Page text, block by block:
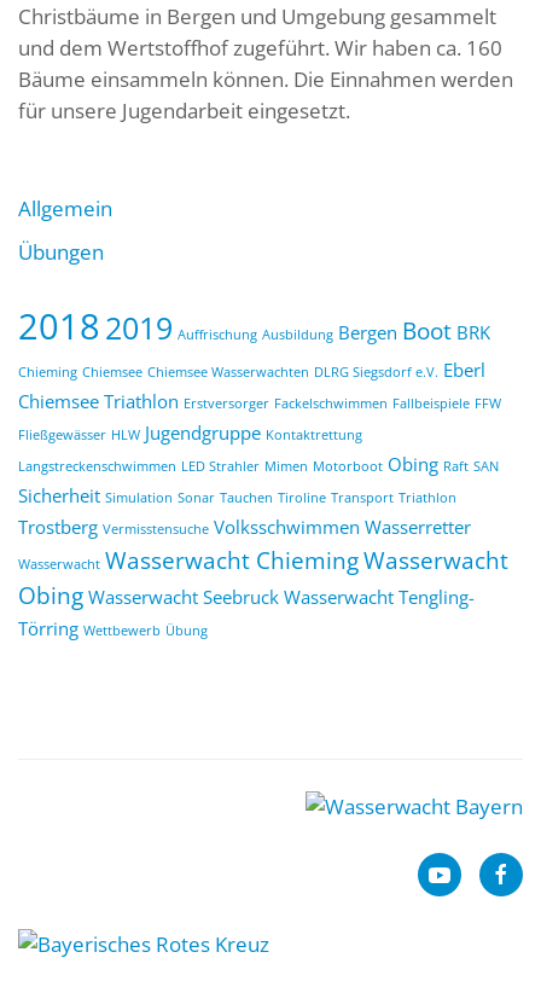
Christbäume in Bergen und Umgebung gesammelt
und dem Wertstoffhof zugeführt. Wir haben ca. 160
Bäume einsammeln können. Die Einnahmen werden
für unsere Jugendarbeit eingesetzt.
Allgemein
Übungen
2018 2019 Auffrischung Ausbildung Bergen Boot BRK
Chieming Chiemsee Chiemsee Wasserwachten DLRG Siegsdorf e.V. Eberl
Chiemsee Triathlon Erstversorger Fackelschwimmen Fallbeispiele FFW
Fließgewässer HLW Jugendgruppe Kontaktrettung
Langstreckenschwimmen LED Strahler Mimen Motorboot Obing Raft SAN
Sicherheit Simulation Sonar Tauchen Tiroline Transport Triathlon
Trostberg Vermisstensuche Volksschwimmen Wasserretter
Wasserwacht Wasserwacht ChiemingWasserwacht
ObingWasserwacht SeebruckWasserwacht Tengling-
Törring Wettbewerb Übung